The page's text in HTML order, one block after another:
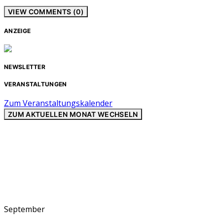
VIEW COMMENTS (0)
ANZEIGE
NEWSLETTER
VERANSTALTUNGEN
Zum Veranstaltungskalender
ZUM AKTUELLEN MONAT WECHSELN
September